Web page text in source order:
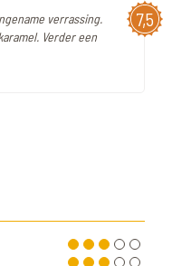
7,5
verrassing.
Verder een